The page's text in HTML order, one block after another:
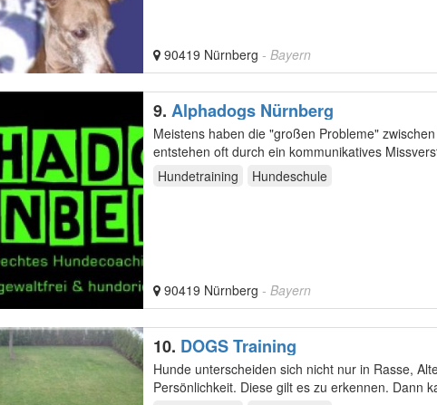
90419 Nürnberg - Bayern
9. Alphadogs Nürnberg
Meistens haben die "großen Probleme"
entstehen oft durch ein kommunikatives
Hundetraining
Hundeschule
90419 Nürnberg - Bayern
10. DOGS Training
Hunde unterscheiden sich nicht nur in Rasse,
Persönlichkeit. Diese gilt es zu erkennen. Dann